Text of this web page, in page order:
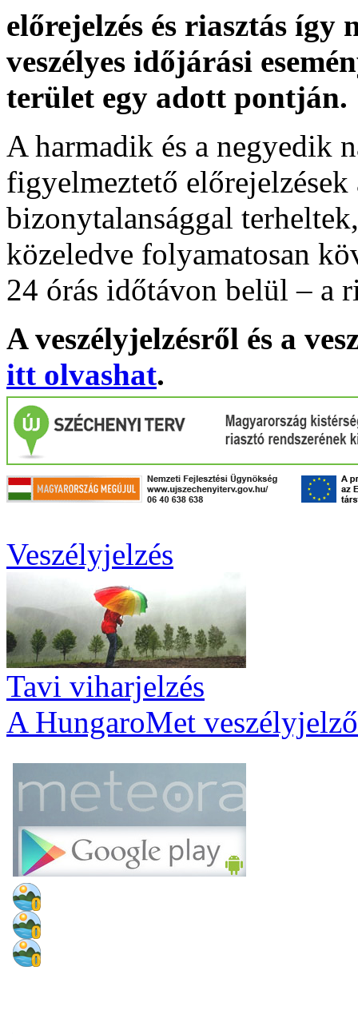
előrejelzés és riasztás
veszélyes időjárási
terület egy adott pontján.
A harmadik és a negyedik
figyelmeztető
bizonytalansággal
közeledve folyamatosan
24 órás időtávon belül – a
A veszélyjelzésről és a
itt olvashat.
Veszélyjelzés
Tavi viharjelzés
A HungaroMet